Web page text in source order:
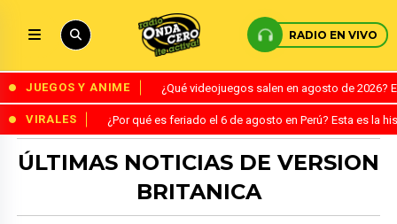
RADIO EN VIVO
JUEGOS Y ANIME ¿Qué videojuegos salen en agosto de
VIRALES ¿Por qué es feriado el 6 de agosto en Perú? Esta es la
ÚLTIMAS NOTICIAS DE VERSION
BRITANICA